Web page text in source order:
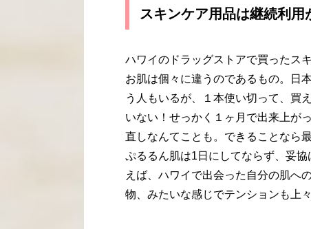
スキンケア用品は継続利用
ハワイのドラッグストアで買ったス
お肌は個々に違うのであるもの。日
う人もいるが、１本使い切って、買
いない！せっかく１ヶ月で出来上が
直しなんてことも。できることなら
ぷるるん肌は1日にしてならず、妥
えば、ハワイで出会った自分の肌へ
物、みたいな感じでテンションも上々